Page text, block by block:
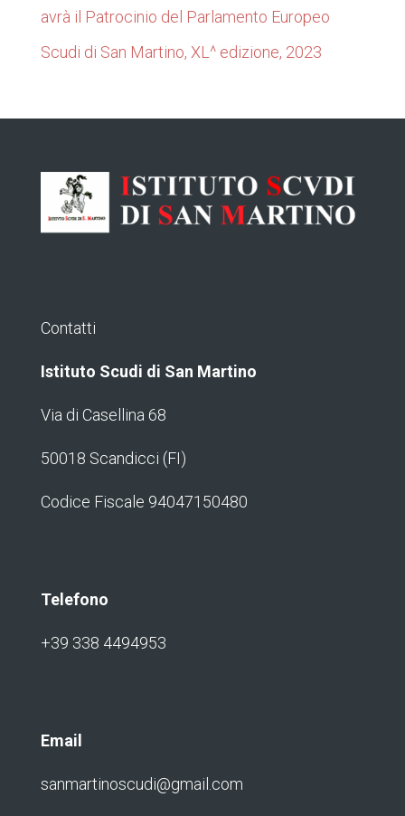
avrà il Patrocinio del Parlamento Europeo
Scudi di San Martino, XL^ edizione, 2023
Contatti
Istituto Scudi di San Martino
Via di Casellina 68
50018 Scandicci (FI)
Codice Fiscale 94047150480
Telefono
+39 338 4494953
Email
sanmartinoscudi@gmail.com